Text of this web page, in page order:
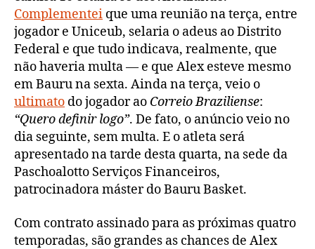
Complementei que uma reunião na terça, entre
jogador e Uniceub, selaria o adeus ao Distrito
Federal e que tudo indicava, realmente, que
não haveria multa — e que Alex esteve mesmo
em Bauru na sexta. Ainda na terça, veio o
ultimato do jogador ao Correio Braziliense:
“Quero definir logo”. De fato, o anúncio veio no
dia seguinte, sem multa. E o atleta será
apresentado na tarde desta quarta, na sede da
Paschoalotto Serviços Financeiros,
patrocinadora máster do Bauru Basket.
Com contrato assinado para as próximas quatro
temporadas, são grandes as chances de Alex